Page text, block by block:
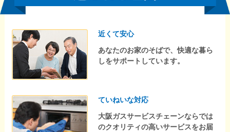
近くて安心
あなたのお家のそばで、快適な暮ら
しをサポートしています。
ていねいな対応
大阪ガスサービスチェーンならでは
のクオリティの高いサービスをお届